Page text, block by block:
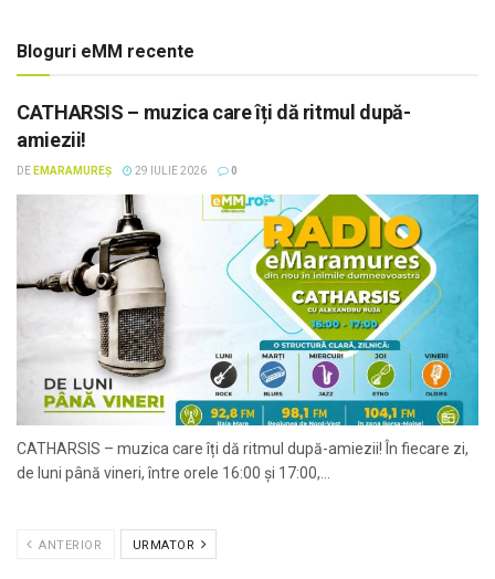
Bloguri eMM recente
CATHARSIS – muzica care îți dă ritmul după-
amiezii!
DE EMARAMUREȘ 29 IULIE 2026 0
CATHARSIS – muzica care îți dă ritmul după-amiezii! În fiecare zi,
de luni până vineri, între orele 16:00 și 17:00,...
ANTERIOR URMATOR